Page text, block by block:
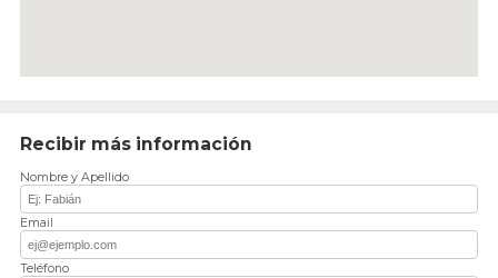
Recibir más información
Nombre y Apellido
Email
Teléfono